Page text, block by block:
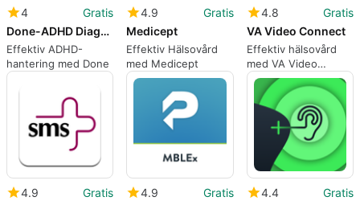
4
Gratis
Done-ADHD DiagnosisTreatment
Effektiv ADHD-
hantering med Done
4.9
Gratis
Medicept
Effektiv Hälsovård
med Medicept
4.8
Gratis
VA Video Connect
Effektiv hälsovård
med VA Video
Connect
4.9
Gratis
4.9
Gratis
4.4
Gratis